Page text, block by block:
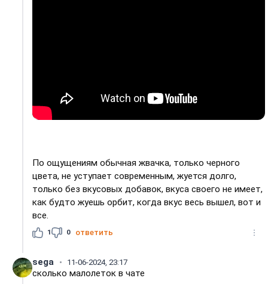
По ощущениям обычная жвачка, только черного
цвета, не уступает современным, жуется долго,
только без вкусовых добавок, вкуса своего не имеет,
как будто жуешь орбит, когда вкус весь вышел, вот и
все.
1 0 ответить
sega 11-06-2024, 23:17
сколько малолеток в чате